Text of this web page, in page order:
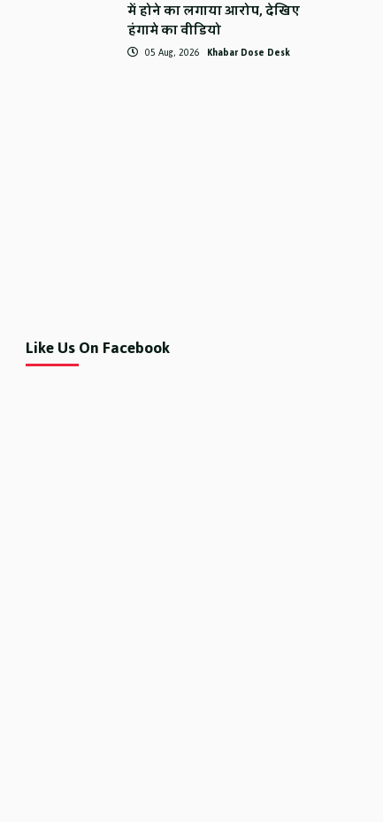
में होने का लगाया आरोप, देखिए
हंगामे का वीडियो
05 Aug, 2026 Khabar Dose Desk
Like Us On Facebook